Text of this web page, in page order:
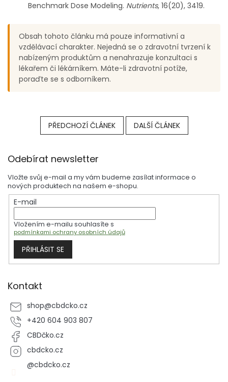
Benchmark Dose Modeling. Nutrients, 16(20), 3419.
Obsah tohoto článku má pouze informativní a
vzdělávací charakter. Nejedná se o zdravotní tvrzení k
nabízeným produktům a nenahrazuje konzultaci s
lékařem či lékárníkem. Máte-li zdravotní potíže,
poraďte se s odborníkem.
PŘEDCHOZÍ ČLÁNEK DALŠÍ ČLÁNEK
Odebírat newsletter
Vložte svůj e-mail a my vám budeme zasílat informace o
nových produktech na našem e-shopu.
E-mail
Vložením e-mailu souhlasíte s
podmínkami ochrany osobních údajů
PŘIHLÁSIT SE
Kontakt
shop@cbdcko.cz
+420 604 903 807
CBDčko.cz
cbdcko.cz
@cbdcko.cz